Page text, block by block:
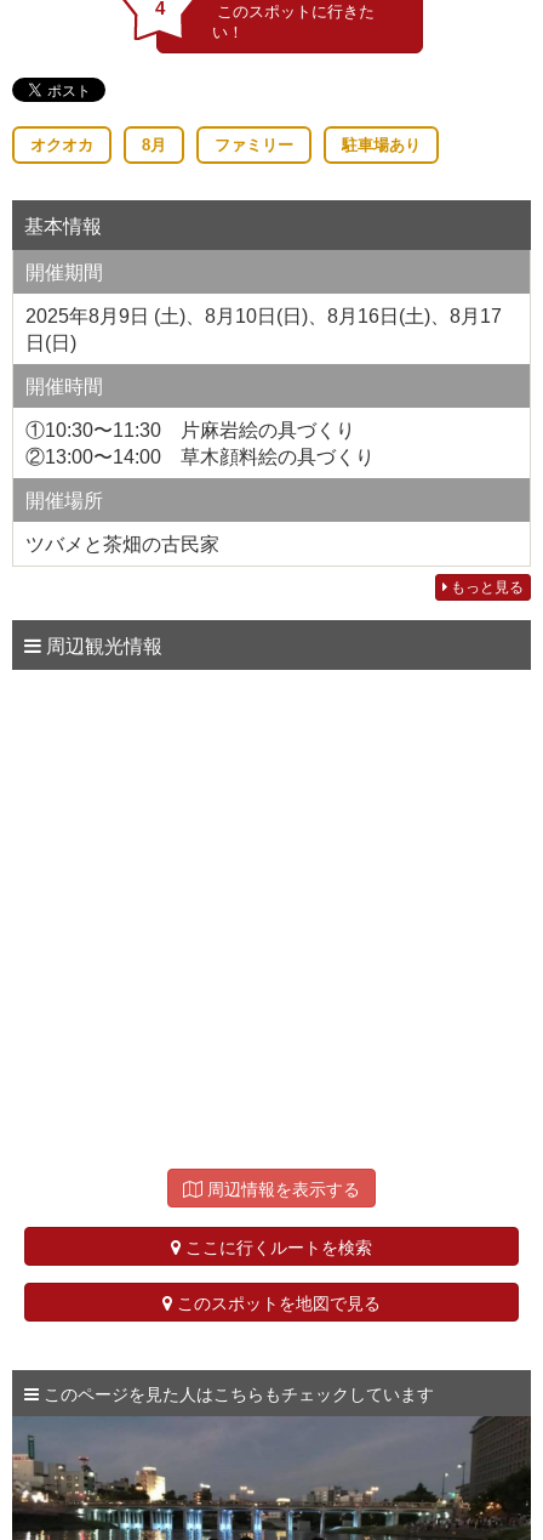
4
オクオカ 8月 ファミリー 駐車場あり
基本情報
開催期間
2025年8月9日 (土)、8月10日(日)、8月16日(土)、8月17
日(日)
開催時間
①10:30〜11:30 片麻岩絵の具づくり
②13:00〜14:00 草木顔料絵の具づくり
開催場所
ツバメと茶畑の古民家
もっと見る
周辺観光情報
周辺情報を表示する
ここに行くルートを検索
このスポットを地図で見る
このページを見た人はこちらもチェックしています